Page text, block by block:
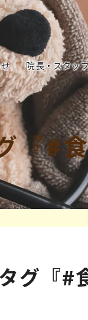
院長・スタッ
『#
グ『#